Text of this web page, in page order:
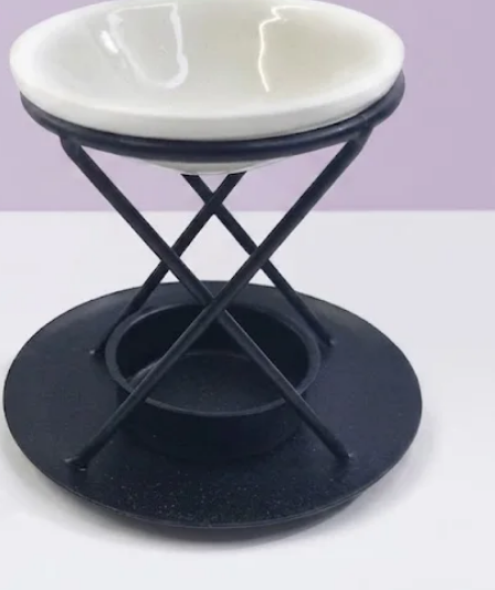
Bestimmungsgemäße Verwendung:
sind für das Führen und Sichern von Hunden während
Sie sind nicht für den Einsatz als Zugleine oder bei
Warnhinweis:
Leinen nicht, wenn sichtbare Abnutzung oder Schäden
besonders die Karabiner und Verbindungsteile,
PPM/Hollandleinen:
dazu geeignet am Boden schleifen zu lassen, nicht für
Fäden/es entsteht Pilling. Das Gleiche gilt für Kontakt mit
Bei unsachgemäßem Gebrauch besteht kein Widerrufsrecht.